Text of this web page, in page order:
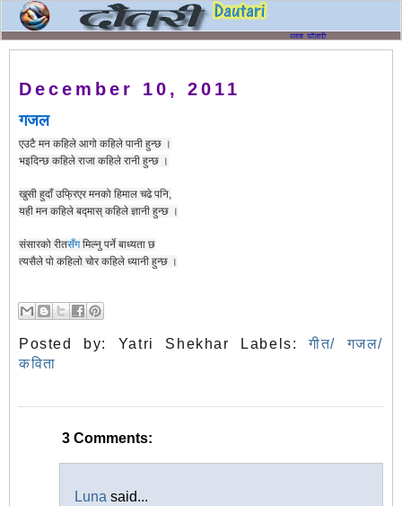
December 10, 2011
गजल
एउटै मन कहिले आगो कहिले पानी हुन्छ ।
भइदिन्छ कहिले राजा कहिले रानी हुन्छ ।
खुसी हुदाँ उफ्रिएर मनको हिमाल चढे पनि,
यही मन कहिले बद्मास् कहिले ज्ञानी हुन्छ ।
संसारको रीतसँग मिल्नु पर्ने बाध्यता छ
त्यसैले पो कहिलो चोर कहिले ध्यानी हुन्छ ।
Posted by: Yatri Shekhar Labels:गीत/ गजल/
कविता
3 Comments:
Luna said...